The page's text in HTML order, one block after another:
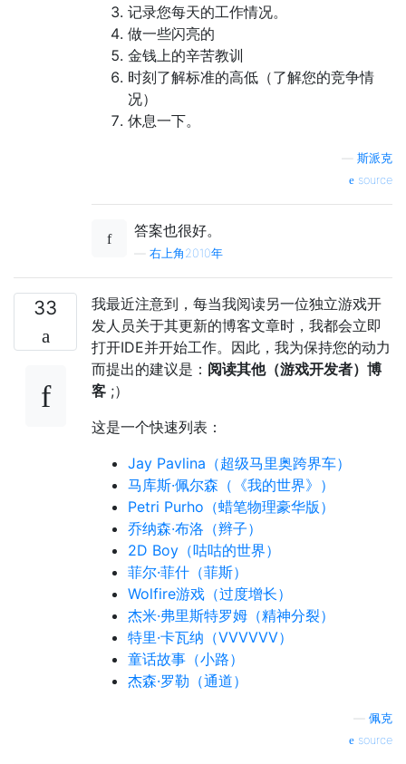
记录您每天的工作情况。
做一些闪亮的
金钱上的辛苦教训
时刻了解标准的高低（了解您的竞争情
况）
休息一下。
斯派克
source
答案也很好。
右上角2010年
33
我最近注意到，每当我阅读另​​一位独立游戏开
发人员关于其更新的博客文章时，我都会立即
打开IDE并开始工作。因此，我为保持您的动力
而提出的建议是： 阅读其他（游戏开发者）博
客 ;）
这是一个快速列表：
Jay Pavlina（超级马里奥跨界车）
马库斯·佩尔森（《我的世界》）
Petri Purho（蜡笔物理豪华版）
乔纳森·布洛（辫子）
2D Boy（咕咕的世界）
菲尔·菲什（菲斯）
Wolfire游戏（过度增长）
杰米·弗里斯特罗姆（精神分裂）
特里·卡瓦纳（VVVVVV）
童话故事（小路）
杰森·罗勒（通道）
佩克
source